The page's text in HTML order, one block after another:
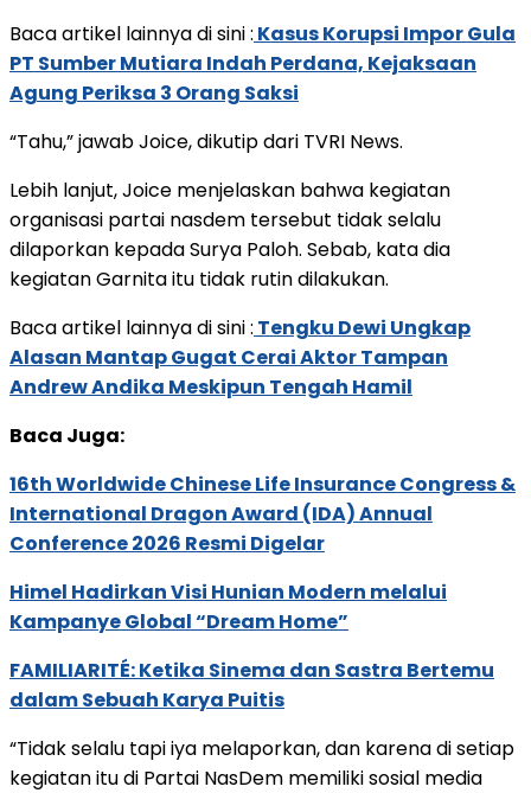
Baca artikel lainnya di sini : Kasus Korupsi Impor Gula
PT Sumber Mutiara Indah Perdana, Kejaksaan
Agung Periksa 3 Orang Saksi
“Tahu,” jawab Joice, dikutip dari TVRI News.
Lebih lanjut, Joice menjelaskan bahwa kegiatan
organisasi partai nasdem tersebut tidak selalu
dilaporkan kepada Surya Paloh. Sebab, kata dia
kegiatan Garnita itu tidak rutin dilakukan.
Baca artikel lainnya di sini : Tengku Dewi Ungkap
Alasan Mantap Gugat Cerai Aktor Tampan
Andrew Andika Meskipun Tengah Hamil
Baca Juga:
16th Worldwide Chinese Life Insurance Congress &
International Dragon Award (IDA) Annual
Conference 2026 Resmi Digelar
Himel Hadirkan Visi Hunian Modern melalui
Kampanye Global “Dream Home”
FAMILIARITÉ: Ketika Sinema dan Sastra Bertemu
dalam Sebuah Karya Puitis
“Tidak selalu tapi iya melaporkan, dan karena di setiap
kegiatan itu di Partai NasDem memiliki sosial media